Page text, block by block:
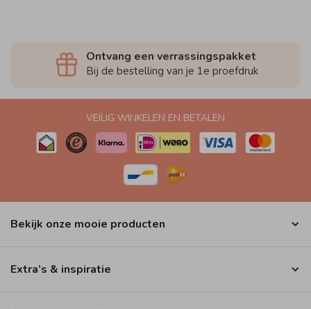
Ontvang een verrassingspakket
Bij de bestelling van je 1e proefdruk
VEILIG WINKELEN EN BETALEN
Bekijk onze mooie producten
Extra’s & inspiratie